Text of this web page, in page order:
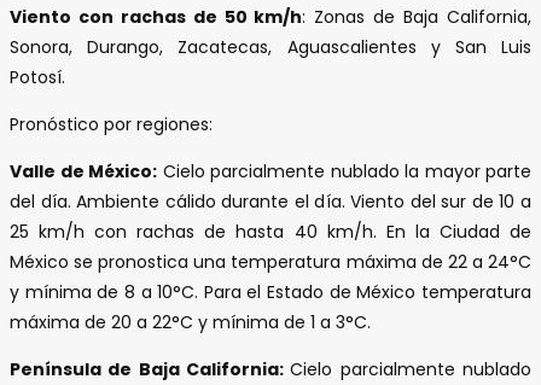
Viento con rachas de 50 km/h: Zonas de Baja California,
Sonora, Durango, Zacatecas, Aguascalientes y San Luis
Potosí.
Pronóstico por regiones:
Valle de México: Cielo parcialmente nublado la mayor parte
del día. Ambiente cálido durante el día. Viento del sur de 10 a
25 km/h con rachas de hasta 40 km/h. En la Ciudad de
México se pronostica una temperatura máxima de 22 a 24°C
y mínima de 8 a 10°C. Para el Estado de México temperatura
máxima de 20 a 22°C y mínima de 1 a 3°C.
Península de Baja California:Cielo parcialmente nublado